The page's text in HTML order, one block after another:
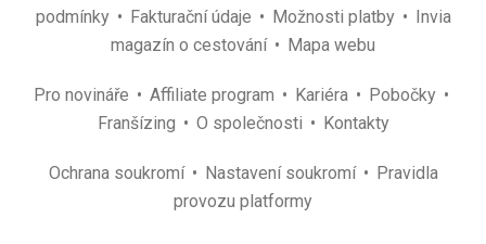
podmínky
Fakturační údaje Možnosti platby
Invia
magazín o cestování
Mapa webu
Pro novináře Affiliate program Kariéra
Pobočky
Franšízing
O společnosti Kontakty
Ochrana soukromí Nastavení soukromí
Pravidla
provozu platformy